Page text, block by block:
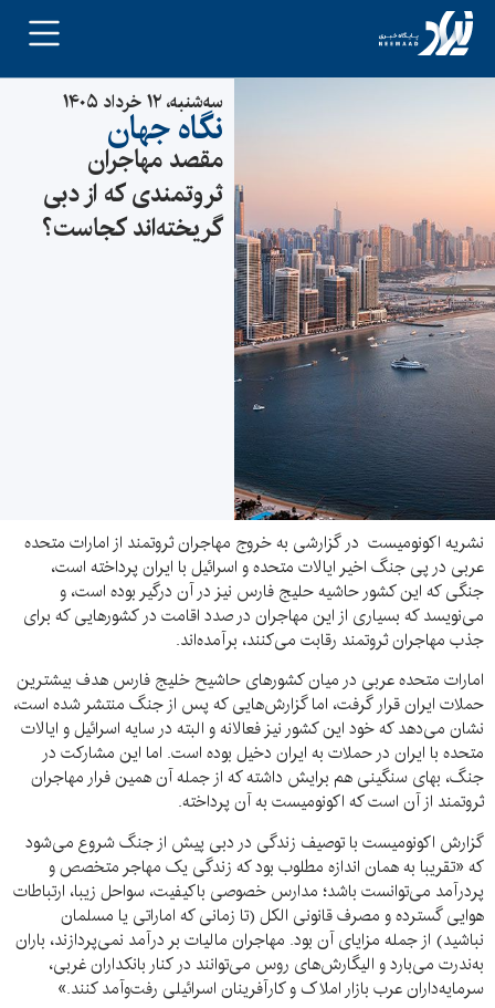
سه‌شنبه، ۱۲ خرداد ۱۴۰۵
نگاه جهان
مقصد مهاجران
ثروتمندی که از دبی
گریخته‌اند کجاست؟
نشریه اکونومیست در گزارشی به خروج مهاجران ثروتمند از امارات متحده
عربی در پی جنگ اخیر ایالات متحده و اسرائیل با ایران پرداخته است،
جنگی که این کشور حاشیه حلیج فارس نیز در آن درگیر بوده است، و
می‌نویسد که بسیاری از این مهاجران در صدد اقامت در کشورهایی که برای
جذب مهاجران ثروتمند رقابت می‌کنند، برآمده‌اند.
امارات متحده عربی در میان کشورهای حاشیح خلیج فارس هدف بیشترین
حملات ایران قرار گرفت، اما گزارش‌هایی که پس از جنگ منتشر شده است،
نشان می‌دهد که خود این کشور نیز فعالانه و البته در سایه اسرائیل و ایالات
متحده با ایران در حملات به ایران دخیل بوده است. اما این مشارکت در
جنگ، بهای سنگینی هم برایش داشته که از جمله آن همین فرار مهاجران
ثروتمند از آن است که اکونومیست به آن پرداخته.
گزارش اکونومیست با توصیف زندگی در دبی پیش از جنگ شروع می‌شود
که «تقریبا به همان اندازه مطلوب بود که زندگی یک مهاجر متخصص و
پردرآمد می‌توانست باشد؛ مدارس خصوصی باکیفیت، سواحل زیبا، ارتباطات
هوایی گسترده و مصرف قانونی الکل (تا زمانی که اماراتی یا مسلمان
نباشید) از جمله مزایای آن بود. مهاجران مالیات بر درآمد نمی‌پردازند، باران
به‌ندرت می‌بارد و الیگارش‌های روس می‌توانند در کنار بانکداران غربی،
سرمایه‌داران عرب بازار املاک و کارآفرینان اسرائیلی رفت‌وآمد کنند.»